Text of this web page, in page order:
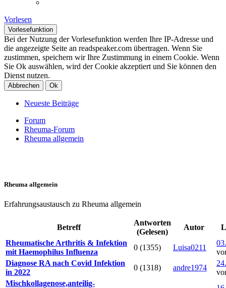
Vorlesen
Vorlesefunktion
Bei der Nutzung der Vorlesefunktion werden Ihre IP-Adresse und
die angezeigte Seite an readspeaker.com übertragen. Wenn Sie
zustimmen, speichern wir Ihre Zustimmung in einem Cookie. Wenn
Sie Ok auswählen, wird der Cookie akzeptiert und Sie können den
Dienst nutzen.
Abbrechen Ok
Neueste Beiträge
Forum
Rheuma-Forum
Rheuma allgemein
Rheuma allgemein
Erfahrungsaustausch zu Rheuma allgemein
Betreff
Antworten
(Gelesen)
Autor
Rheumatische Arthritis & Infektion
mit Haemophilus Influenza
0 (1355) Luisa0211
Diagnose RA nach Covid Infektion
in 2022
0 (1318) andre1974
Mischkollagenose,anteilig-